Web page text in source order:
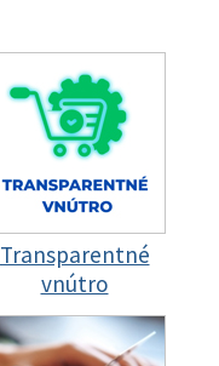
Transparentné
vnútro